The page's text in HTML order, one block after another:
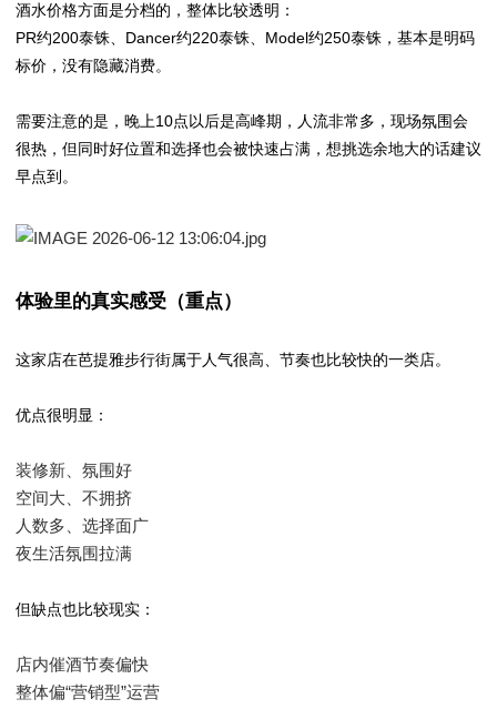
酒水价格方面是分档的，整体比较透明：
PR约200泰铢、Dancer约220泰铢、Model约250泰铢，基本是明码
标价，没有隐藏消费。
需要注意的是，晚上10点以后是高峰期，人流非常多，现场氛围会
很热，但同时好位置和选择也会被快速占满，想挑选余地大的话建议
早点到。
体验里的真实感受（重点）
这家店在芭提雅步行街属于人气很高、节奏也比较快的一类店。
优点很明显：
装修新、氛围好
空间大、不拥挤
人数多、选择面广
夜生活氛围拉满
但缺点也比较现实：
店内催酒节奏偏快
整体偏“营销型”运营